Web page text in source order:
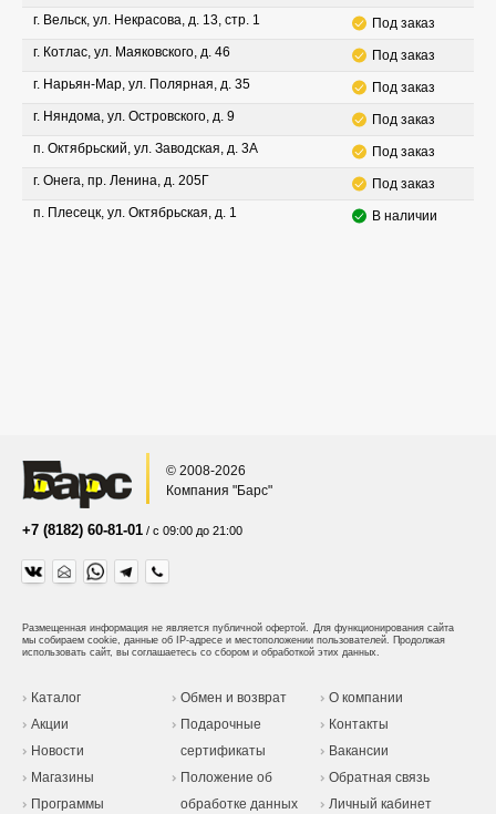
г. Вельск, ул. Некрасова, д. 13, стр. 1
Под заказ
г. Котлас, ул. Маяковского, д. 46
Под заказ
г. Нарьян-Мар, ул. Полярная, д. 35
Под заказ
г. Няндома, ул. Островского, д. 9
Под заказ
п. Октябрьский, ул. Заводская, д. 3А
Под заказ
г. Онега, пр. Ленина, д. 205Г
Под заказ
п. Плесецк, ул. Октябрьская, д. 1
В наличии
© 2008-2026
Компания "Барс"
+7 (8182) 60-81-01 / с 09:00 до 21:00
Размещенная информация не является публичной офертой. Для функционирования сайта
мы собираем cookie, данные об IP-адресе и местоположении пользователей. Продолжая
использовать сайт, вы соглашаетесь со сбором и обработкой этих данных.
Каталог
Акции
Новости
Магазины
Программы
Обмен и возврат
Подарочные
сертификаты
Положение об
обработке данных
О компании
Контакты
Вакансии
Обратная связь
Личный кабинет